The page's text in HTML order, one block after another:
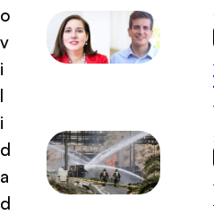
o
v
i
l
i
d
a
d